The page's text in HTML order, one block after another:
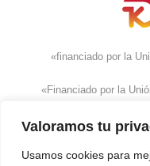
Valoramos tu
Usamos cookies para
«financiado por la
«Financiado por la
son únicamente los